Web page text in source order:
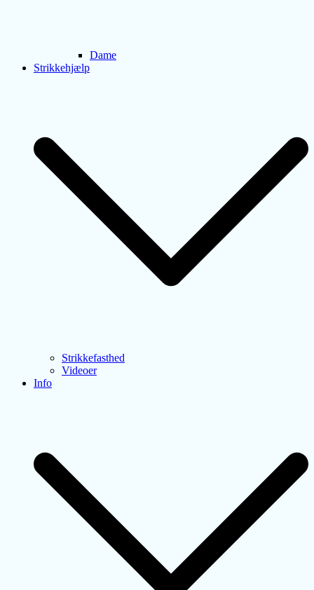
Dame
Strikkehjælp
Strikkefasthed
Videoer
Info